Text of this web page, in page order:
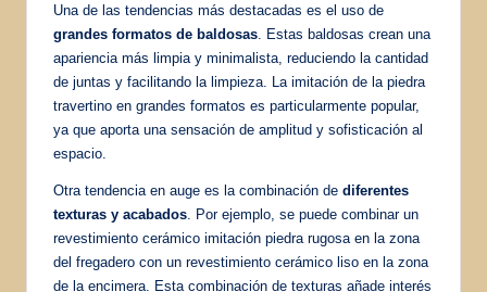
Una de las tendencias más destacadas es el uso de
grandes formatos de baldosas . Estas baldosas crean una
apariencia más limpia y minimalista, reduciendo la cantidad
de juntas y facilitando la limpieza. La imitación de la piedra
travertino en grandes formatos es particularmente popular,
ya que aporta una sensación de amplitud y sofisticación al
espacio.
Otra tendencia en auge es la combinación de diferentes
texturas y acabados . Por ejemplo, se puede combinar un
revestimiento cerámico imitación piedra rugosa en la zona
del fregadero con un revestimiento cerámico liso en la zona
de la encimera. Esta combinación de texturas añade interés